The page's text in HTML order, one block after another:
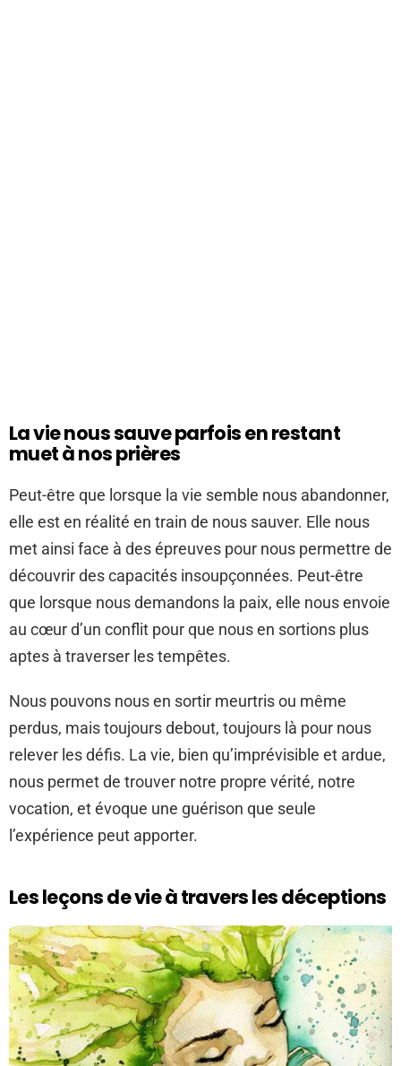
La vie nous sauve parfois en restant
muet à nos prières
Peut-être que lorsque la vie semble nous abandonner,
elle est en réalité en train de nous sauver. Elle nous
met ainsi face à des épreuves pour nous permettre de
découvrir des capacités insoupçonnées. Peut-être
que lorsque nous demandons la paix, elle nous envoie
au cœur d’un conflit pour que nous en sortions plus
aptes à traverser les tempêtes.
Nous pouvons nous en sortir meurtris ou même
perdus, mais toujours debout, toujours là pour nous
relever les défis. La vie, bien qu’imprévisible et ardue,
nous permet de trouver notre propre vérité, notre
vocation, et évoque une guérison que seule
l’expérience peut apporter.
Les leçons de vie à travers les déceptions